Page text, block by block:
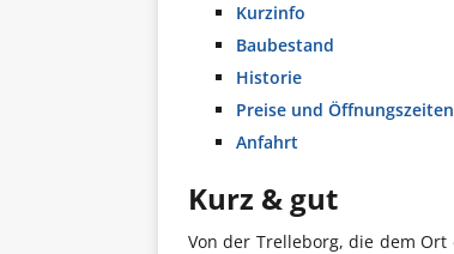
Kurzinfo
Baubestand
Historie
Preise und Öffnungszeiten
Anfahrt
Kurz & gut
Von der Trelleborg, die dem